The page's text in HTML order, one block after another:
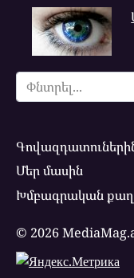
Search
for:
Մեր մասին
Խմբագրական
© 2026